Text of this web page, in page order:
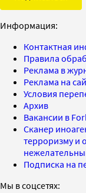
Информация:
Контактная
Правила
Реклама в
Реклама на
Условия
Архив
Вакансии в
Сканер
терроризму и
Подписка на
Мы в соцсетях: